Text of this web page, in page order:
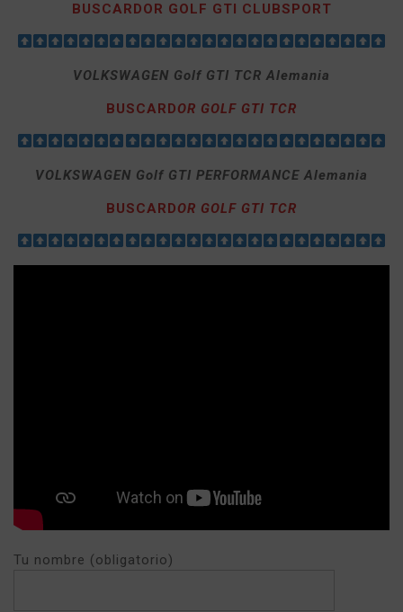
BUSCARDOR GOLF GTI CLUBSPORT
VOLKSWAGEN Golf GTI TCR Alemania
BUSCARDOR GOLF GTI TCR
VOLKSWAGEN Golf GTI PERFORMANCE Alemania
BUSCARDOR GOLF GTI TCR
Tu nombre (obligatorio)